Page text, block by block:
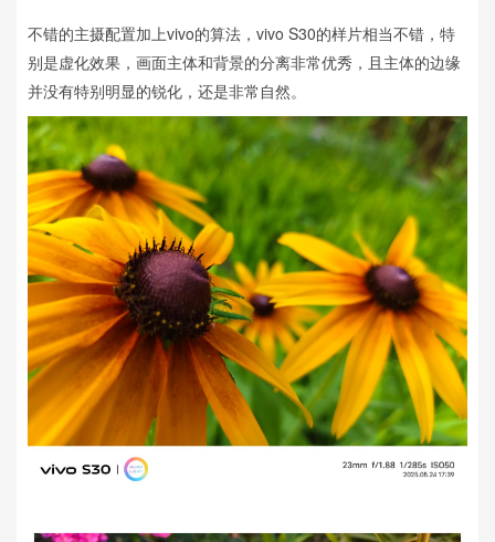
不错的主摄配置加上vivo的算法，vivo S30的样片相当不错，特
别是虚化效果，画面主体和背景的分离非常优秀，且主体的边缘
并没有特别明显的锐化，还是非常自然。